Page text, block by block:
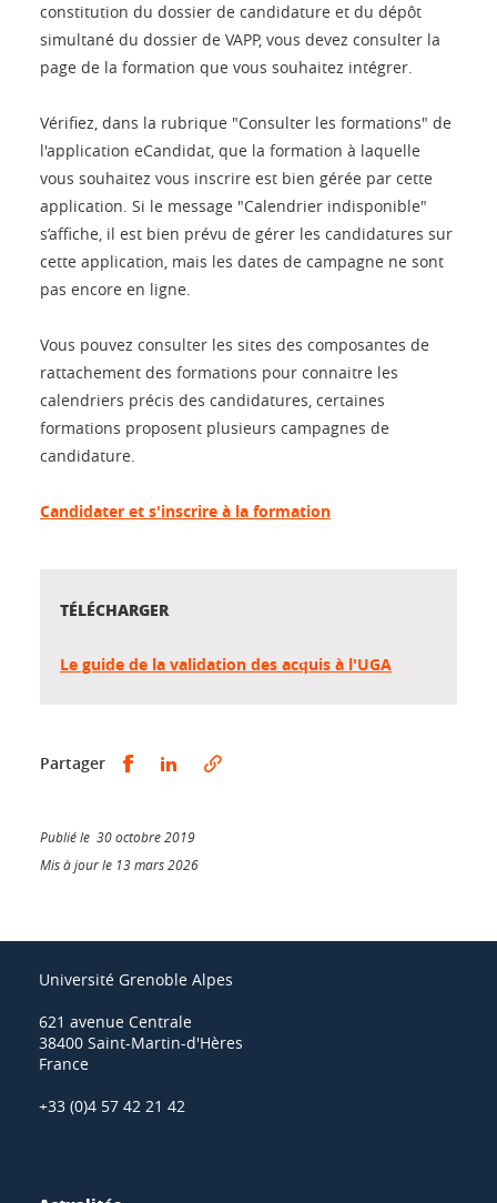
constitution du dossier de candidature et du dépôt
simultané du dossier de VAPP, vous devez consulter la
page de la formation que vous souhaitez intégrer.
Vérifiez, dans la rubrique "Consulter les formations" de
l'application eCandidat, que la formation à laquelle
vous souhaitez vous inscrire est bien gérée par cette
application. Si le message "Calendrier indisponible"
s’affiche, il est bien prévu de gérer les candidatures sur
cette application, mais les dates de campagne ne sont
pas encore en ligne.
Vous pouvez consulter les sites des composantes de
rattachement des formations pour connaitre les
calendriers précis des candidatures, certaines
formations proposent plusieurs campagnes de
candidature.
Candidater et s'inscrire à la formation
TÉLÉCHARGER
Le guide de la validation des acquis à l'UGA
Partager Partager sur Facebook
Partager sur LinkedIn
Publié le 30 octobre 2019
Mis à jour le 13 mars 2026
Université Grenoble Alpes
621 avenue Centrale
38400 Saint-Martin-d'Hères
France
+33 (0)4 57 42 21 42